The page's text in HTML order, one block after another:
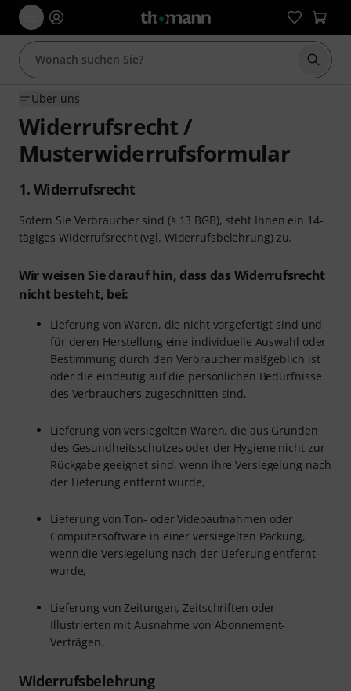
Suche
Über uns
Widerrufsrecht /
Musterwiderrufsformular
1. Widerrufsrecht
Sofern Sie Verbraucher sind (§ 13 BGB), steht Ihnen ein 14-
tägiges Widerrufsrecht (vgl. Widerrufsbelehrung) zu.
Wir weisen Sie darauf hin, dass das Widerrufsrecht
nicht besteht, bei:
Lieferung von Waren, die nicht vorgefertigt sind und
für deren Herstellung eine individuelle Auswahl oder
Bestimmung durch den Verbraucher maßgeblich ist
oder die eindeutig auf die persönlichen Bedürfnisse
des Verbrauchers zugeschnitten sind,
Lieferung von versiegelten Waren, die aus Gründen
des Gesundheitsschutzes oder der Hygiene nicht zur
Rückgabe geeignet sind, wenn ihre Versiegelung nach
der Lieferung entfernt wurde,
Lieferung von Ton- oder Videoaufnahmen oder
Computersoftware in einer versiegelten Packung,
wenn die Versiegelung nach der Lieferung entfernt
wurde,
Lieferung von Zeitungen, Zeitschriften oder
Illustrierten mit Ausnahme von Abonnement-
Verträgen.
Widerrufsbelehrung